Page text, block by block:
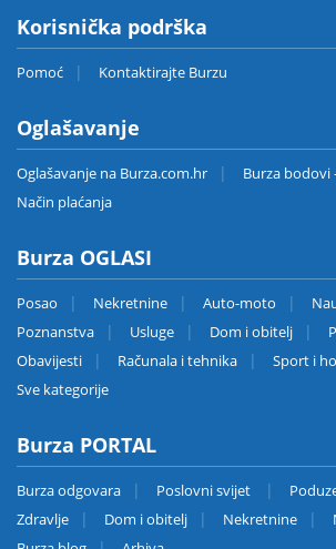
Korisnička podrška
Pomoć Kontaktirajte Burzu
Oglašavanje
Oglašavanje na Burza.com.hr
Burza bodovi
Način plaćanja
Burza OGLASI
Posao Nekretnine Auto-moto
Poznanstva
Usluge Dom i obitelj
Obavijesti
Računala i tehnika
Sport i
Sve kategorije
Burza PORTAL
Burza odgovara Poslovni svijet
Zdravlje
Dom i obitelj Nekretnine